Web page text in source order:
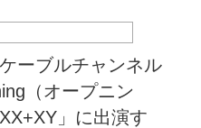
ーブルチャンネル
（オープニン
」に出演す